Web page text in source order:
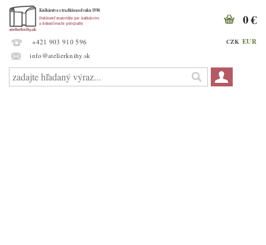
+421 903 910 596
info@atelierknihy.sk
CZK EUR
0 €